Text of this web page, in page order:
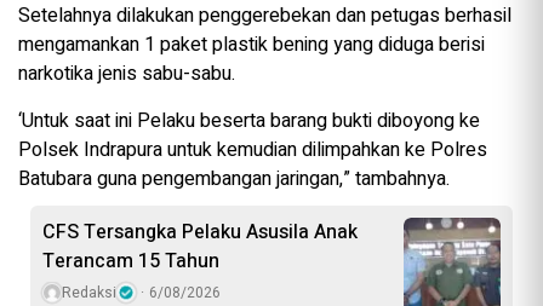
Setelahnya dilakukan penggerebekan dan petugas berhasil
mengamankan 1 paket plastik bening yang diduga berisi
narkotika jenis sabu-sabu.
‘Untuk saat ini Pelaku beserta barang bukti diboyong ke
Polsek Indrapura untuk kemudian dilimpahkan ke Polres
Batubara guna pengembangan jaringan,” tambahnya.
CFS Tersangka Pelaku Asusila Anak
Terancam 15 Tahun
Redaksi 6/08/2026